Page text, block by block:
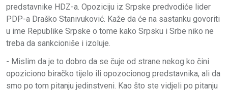
predstavnike HDZ-a. Opoziciju iz Srpske predvodiće lider
PDP-a Draško Stanivuković. Kaže da će na sastanku govoriti
u ime Republike Srpske o tome kako Srpsku i Srbe niko ne
treba da sankcioniše i izoluje.
- Mislim da je to dobro da se čuje od strane nekog ko čini
opoziciono biračko tijelo ili opozocionog predstavnika, ali da
smo po tom pitanju jedinstveni. Kao što ste vidjeli po pitanju